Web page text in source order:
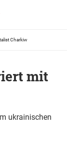
Charkiw
mit
ukrainischen